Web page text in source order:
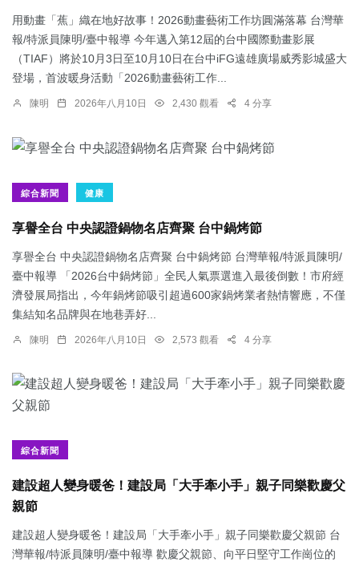
用動畫「蕉」織在地好故事！2026動畫藝術工作坊圓滿落幕 台灣華
報/特派員陳明/臺中報導 今年邁入第12屆的台中國際動畫影展
（TIAF）將於10月3日至10月10日在台中iFG遠雄廣場威秀影城盛大
登場，首波暖身活動「2026動畫藝術工作...
陳明 2026年八月10日 2,430 觀看 4 分享
綜合新聞 健康
享譽全台 中央認證鍋物名店齊聚 台中鍋烤節
享譽全台 中央認證鍋物名店齊聚 台中鍋烤節 台灣華報/特派員陳明/
臺中報導 「2026台中鍋烤節」全民人氣票選進入最後倒數！市府經
濟發展局指出，今年鍋烤節吸引超過600家鍋烤業者熱情響應，不僅
集結知名品牌與在地巷弄好...
陳明 2026年八月10日 2,573 觀看 4 分享
綜合新聞
建設超人變身暖爸！建設局「大手牽小手」親子同樂歡慶父
親節
建設超人變身暖爸！建設局「大手牽小手」親子同樂歡慶父親節 台
灣華報/特派員陳明/臺中報導 歡慶父親節、向平日堅守工作崗位的